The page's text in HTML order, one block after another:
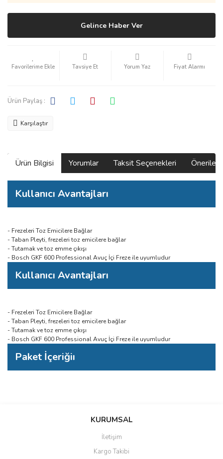
Gelince Haber Ver
Tavsiye Et Yorum Yaz Fiyat Alarmı
Ürün Paylaş :
Karşılaştır
Ürün Bilgisi Yorumlar Taksit Seçenekleri
Kullanıcı Avantajları
- Frezeleri Toz Emicilere Bağlar
- Taban Pleyti, frezeleri toz emicilere bağlar
- Tutamak ve toz emme çıkışı
- Bosch GKF 600 Professional Avuç İçi Freze ile uyumludur
Kullanıcı Avantajları
- Frezeleri Toz Emicilere Bağlar
- Taban Pleyti, frezeleri toz emicilere bağlar
- Tutamak ve toz emme çıkışı
- Bosch GKF 600 Professional Avuç İçi Freze ile uyumludur
Paket İçeriğiı
Bu ürüne ilk yorumu siz yapın!
Ürün resmi kalitesiz, bozuk veya görüntülenemiyor.
KURUMSAL
İletişim
Kargo Takibi